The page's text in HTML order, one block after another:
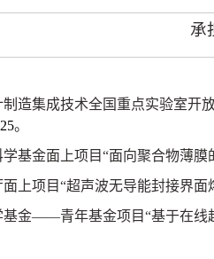
承
造集成技术全国重点实验室开
。
基金面上项目“面向聚合物薄膜
上项目“超声波无导能封接界面
基金——青年基金项目“基于在线